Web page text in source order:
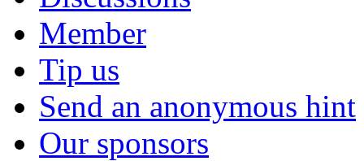
Member
Tip us
Send an anonymous hint
Our sponsors